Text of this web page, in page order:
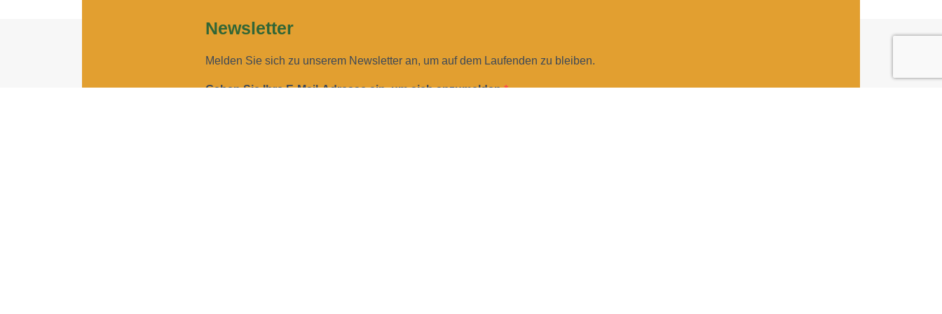
Newsletter
Melden Sie sich zu unserem Newsletter an, um auf dem Laufenden zu bleiben.
Geben Sie Ihre E-Mail-Adresse ein, um sich anzumelden